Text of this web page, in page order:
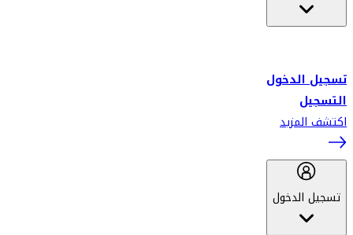
تسجيل الدخول
التسجيل
اكتشف المزيد
تسجيل الدخول